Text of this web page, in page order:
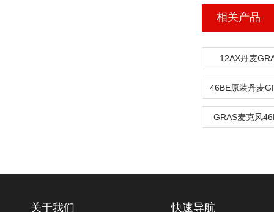
相关产品
12AX丹麦
GRAS麦克风
关于我们 快速导航